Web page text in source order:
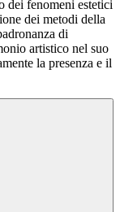
dei fenomeni estetici
dei metodi della
di
artistico nel suo
la presenza e il